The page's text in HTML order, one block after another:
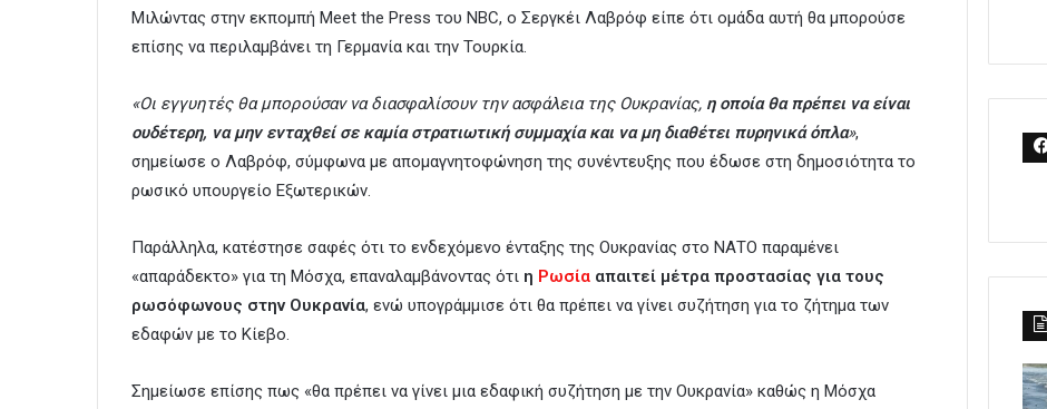
Μιλώντας στην εκπομπή Meet the Press του NBC, ο Σεργκέι Λαβρόφ είπε ότι ομάδα αυτή θα μπορούσε
επίσης να περιλαμβάνει τη Γερμανία και την Τουρκία.
«Οι εγγυητές θα μπορούσαν να διασφαλίσουν την ασφάλεια της Ουκρανίας, η οποία θα πρέπει να είναι
ουδέτερη, να μην ενταχθεί σε καμία στρατιωτική συμμαχία και να μη διαθέτει πυρηνικά όπλα»,
σημείωσε ο Λαβρόφ, σύμφωνα με απομαγνητοφώνηση της συνέντευξης που έδωσε στη δημοσιότητα το
ρωσικό υπουργείο Εξωτερικών.
Παράλληλα, κατέστησε σαφές ότι το ενδεχόμενο ένταξης της Ουκρανίας στο ΝΑΤΟ παραμένει
«απαράδεκτο» για τη Μόσχα, επαναλαμβάνοντας ότι η Ρωσία απαιτεί μέτρα προστασίας για τους
ρωσόφωνους στην Ουκρανία, ενώ υπογράμμισε ότι θα πρέπει να γίνει συζήτηση για το ζήτημα των
εδαφών με το Κίεβο.
Σημείωσε επίσης πως «θα πρέπει να γίνει μια εδαφική συζήτηση με την Ουκρανία» καθώς η Μόσχα